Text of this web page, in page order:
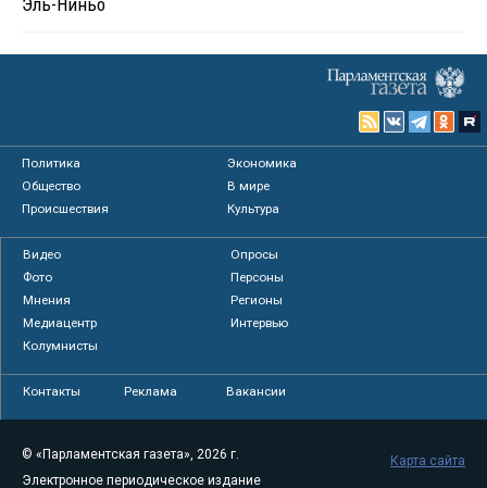
Эль-Ниньо
Политика
Экономика
Общество
В мире
Происшествия
Культура
Видео
Опросы
Фото
Персоны
Мнения
Регионы
Медиацентр
Интервью
Колумнисты
Контакты Реклама Вакансии
© «Парламентская газета», 2026 г.
Электронное периодическое издание
Карта сайта